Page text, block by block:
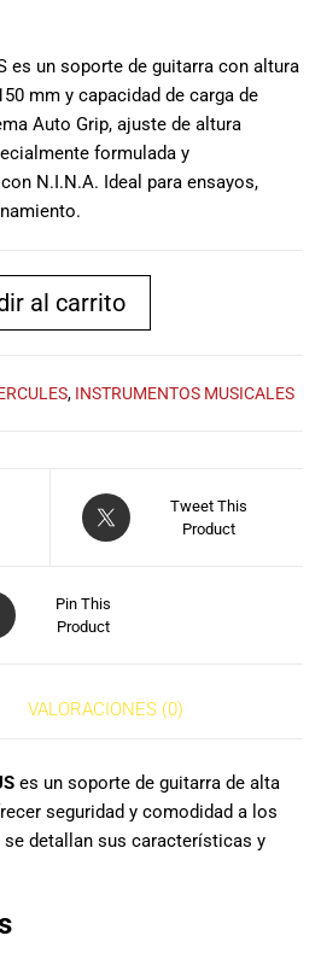
de expertos en
música está
aquí para
ayudarte a
encontrar el
instrumento o
ti, y ofrecerte el
mejor servicio
posible.
competitivos y
promociones
clientes. Ven a
visitarnos en
o haz tu
de nuestra
página web y
recibe tu
tu hogar.
es un soporte de guitarra con altura
mm y capacidad de carga de
Auto Grip, ajuste de altura
formulada y
N.I.N.A. Ideal para ensayos,
al carrito
, INSTRUMENTOS MUSICALES
Tweet This
Product
Pin This
Product
VALORACIONES (0)
es un soporte de guitarra de alta
seguridad y comodidad a los
detallan sus características y